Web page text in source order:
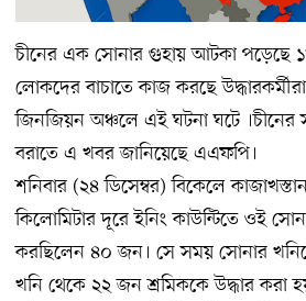
চীনের এক সোনার গুহায় আটকা পড়েছে
লোকদের বাচাতে কাজ করছে
জিনজিয়ন অঞ্চলে এই ঘটনা ঘটে ।চীনের
বরাতে এ খবর জানিয়েছে এএফপি।
শনিবার (২৪ ডিসেম্বর) বিকেলে
কিলোমিটার দূরে ইনিং কাউন্টিতে ওই
করছিলেন ৪০ জন। সে সময় সোনার
খনি থেকে ২২ জন শ্রমিককে উদ্ধার করা